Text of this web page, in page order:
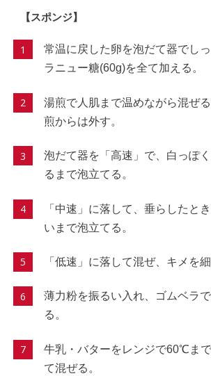
【スポンジ】
常温に戻した卵を泡だて器でし
ラニュー糖(60g)を全て加える。
湯煎で人肌まで温めながら混ぜ
煎からは外す。
泡だて器を「高速」で、白っぽ
るまで泡立てる。
「中速」に落して、垂らしたと
いまで泡立てる。
「低速」に落して混ぜ、キメを
薄力粉を振るい入れ、ゴムベラ
る。
牛乳・バターをレンジで60℃ま
て混ぜる。